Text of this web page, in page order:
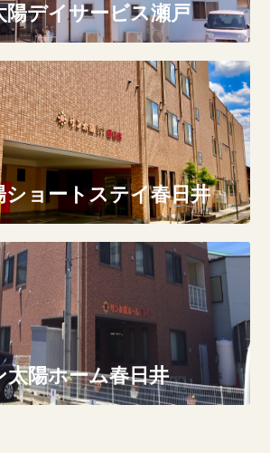
陽デイサービス瀬戸
ショートステイ春日井
太陽ホーム春日井